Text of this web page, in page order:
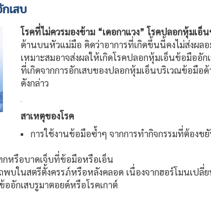
เสบ
โรคที่ไม่ควรมองข้าม “เดอกาแวง”โรคปลอกหุ้มเอ็
ด้านบนหัวแม่มือ คิดว่าอาการที่เกิดขึ้นนี้คงไม่ส่งผลอ
เหมาะสมอาจส่งผลให้เกิดโรคปลอกหุ้มเอ็นข้อมืออั
ที่เกิดจากการอักเสบของปลอกหุ้มเอ็นบริเวณข้อมือ
ดังกล่าว
.
สาเหตุของโรค
การใช้งานข้อมือซ้ำๆ จากการทำกิจกรรมที่ต้อง
กหรือบาดเจ็บที่ข้อมือหรือเอ็น
พบในสตรีตั้งครรภ์หรือหลังคลอด เนื่องจากฮอร์โมนเป
อักเสบรูมาตอยด์หรือโรคเกาต์